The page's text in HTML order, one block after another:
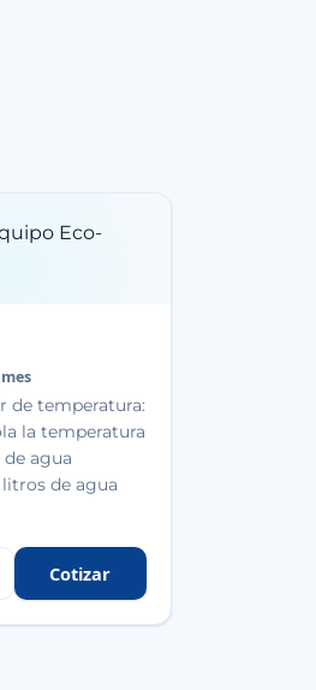
de temperatura:
la temperatura
agua
de agua
Cotizar